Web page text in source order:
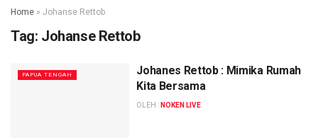
Home » Johanse Rettob
Tag: Johanse Rettob
PAPUA TENGAH
Johanes Rettob : Mimika Rumah
Kita Bersama
OLEH : NOKEN LIVE